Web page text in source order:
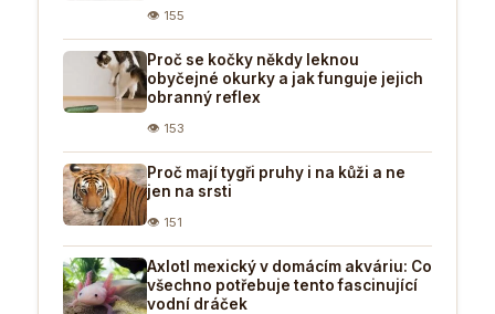
👁 155
Proč se kočky někdy leknou
obyčejné okurky a jak funguje jejich
obranný reflex
👁 153
Proč mají tygři pruhy i na kůži a ne
jen na srsti
👁 151
Axlotl mexický v domácím akváriu: Co
všechno potřebuje tento fascinující
vodní dráček